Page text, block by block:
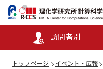
訪問者別
トップページ イベント・広報